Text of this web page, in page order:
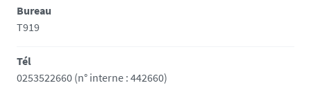
Bureau
T919
Tél
0253522660 (n° interne : 442660)